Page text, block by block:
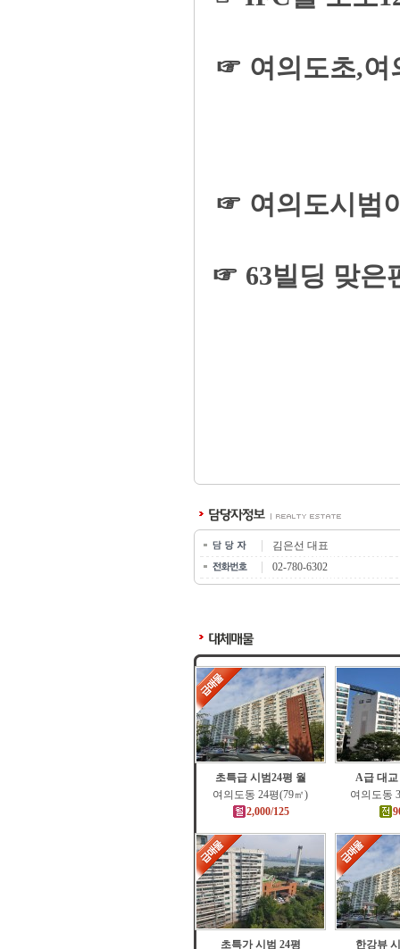
☞ 여의도초,여
☞ 여의도시범
☞ 63빌딩 맞은
김은선 대표
02-780-6302
초특급 시범24평 월
여의도동 24평(79㎡)
2,000/125
A급 대교
여의도동
초특가 시범 24평
한강뷰